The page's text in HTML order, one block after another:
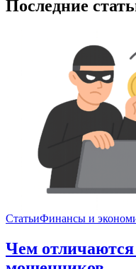
Последние
СтатьиФинансы и
Чем